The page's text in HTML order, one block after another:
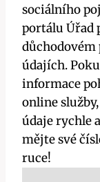
sociálního
portálu Úřad
údajích.
informace
online
údaje rychle
mějte své
ruce!